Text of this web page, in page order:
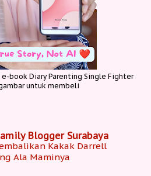
book Diary Parenting Single Fighter
untuk membeli
Blogger Surabaya
Kakak Darrell
Ala Maminya